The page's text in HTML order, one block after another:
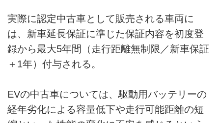
実際に認定中古車として販売される車両に
は、新車延長保証に準じた保証内容を初度登
録から最大5年間（走行距離無制限／新車保証
＋1年）付与される。
EVの中古車については、駆動用バッテリーの
経年劣化による容量低下や走行可能距離の短